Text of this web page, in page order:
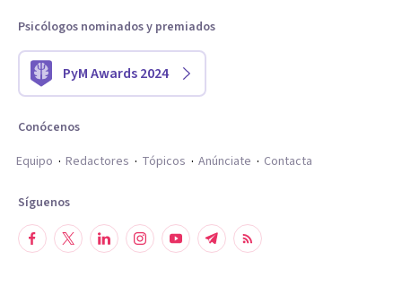
Psicólogos nominados y premiados
PyM Awards 2024
Conócenos
Equipo
Redactores Tópicos Anúnciate Contacta
Síguenos